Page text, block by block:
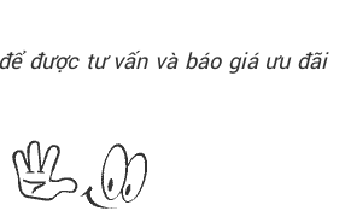
được tư vấn và báo giá ưu đãi